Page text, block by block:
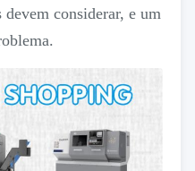
considerar, e um